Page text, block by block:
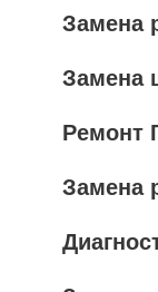
Замена
Замена
Ремонт
Замена